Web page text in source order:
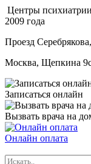
Центры
2009 года
Проезд
Москва, Щепкина
Записаться онлайн
Вызвать врача на
Онлайн оплата